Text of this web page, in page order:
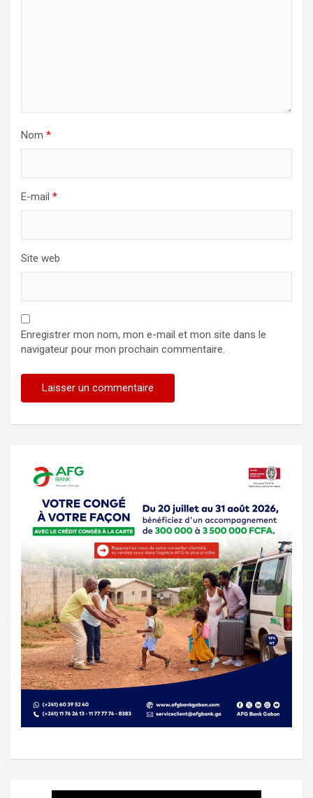
Nom *
E-mail *
Site web
Enregistrer mon nom, mon e-mail et mon site dans le
navigateur pour mon prochain commentaire.